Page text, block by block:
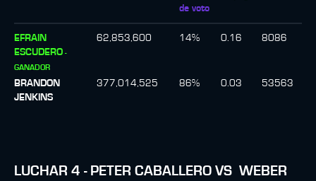
de voto
EFRAIN
ESCUDERO -
GANADOR
62,853,600 14% 0.16 8086
BRANDON
JENKINS
377,014,525 86% 0.03 53563
LUCHAR 4 - PETER CABALLERO VS WEBER